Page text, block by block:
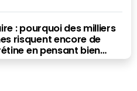
: pourquoi des milliers
risquent encore de
en pensant bien